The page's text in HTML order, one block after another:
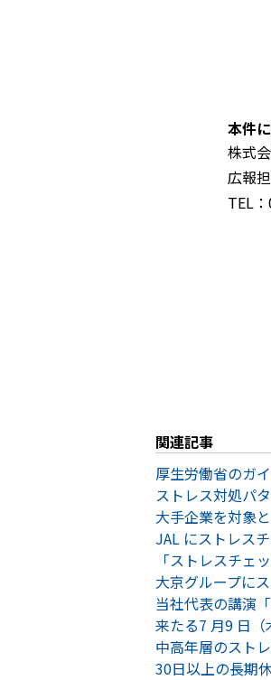
本件
株式
広報
TEL
関連記事
厚生労働省のガ
ストレス対処パ
大手企業を対象
JAL にストレス
「ストレスチェ
大京グループに
当社代表の講演
来たる7 月9 日
中高年層のスト
30日以上の長期